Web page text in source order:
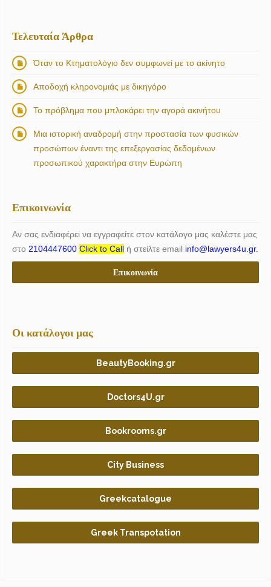
Τελευταία Άρθρα
Όταν το Κτηματολόγιο δεν συμφωνεί με το ακίνητο
Αποδοχή κληρονομιάς με δικηγόρο
Το πρόβλημα που μπλοκάρει την αγορά ακινήτου
Μια ιστορική αναδρομή στην προστασία των φυσικών
προσώπων έναντι της επεξεργασίας δεδομένων
προσωπικού χαρακτήρα στην Ευρώπη
Επικοινωνία
Αν σας ενδιαφέρει να εγγραφείτε στον κατάλογο μας καλέστε μας
στο 2104447600 Click to Call ή στείλτε email info@lawyers4u.gr.
Επικοινωνία
Οι κατάλογοι μας
BeautyBooking.gr
Doctors4U.gr
Bookrooms.gr
City Business
Greekcatalogue
Greek Transpotation